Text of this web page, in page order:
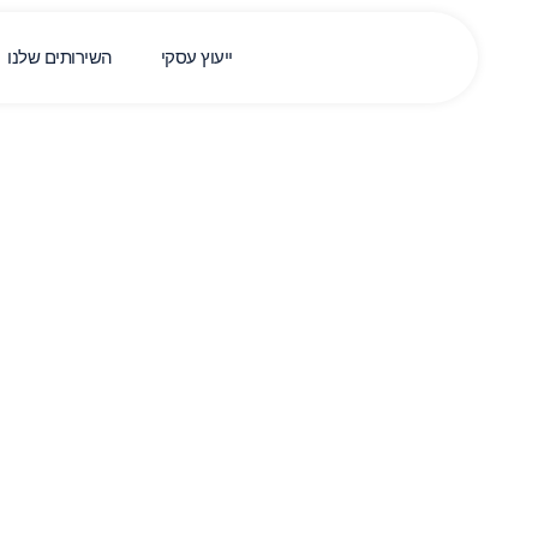
ייעוץ עסקי השירותים שלנו